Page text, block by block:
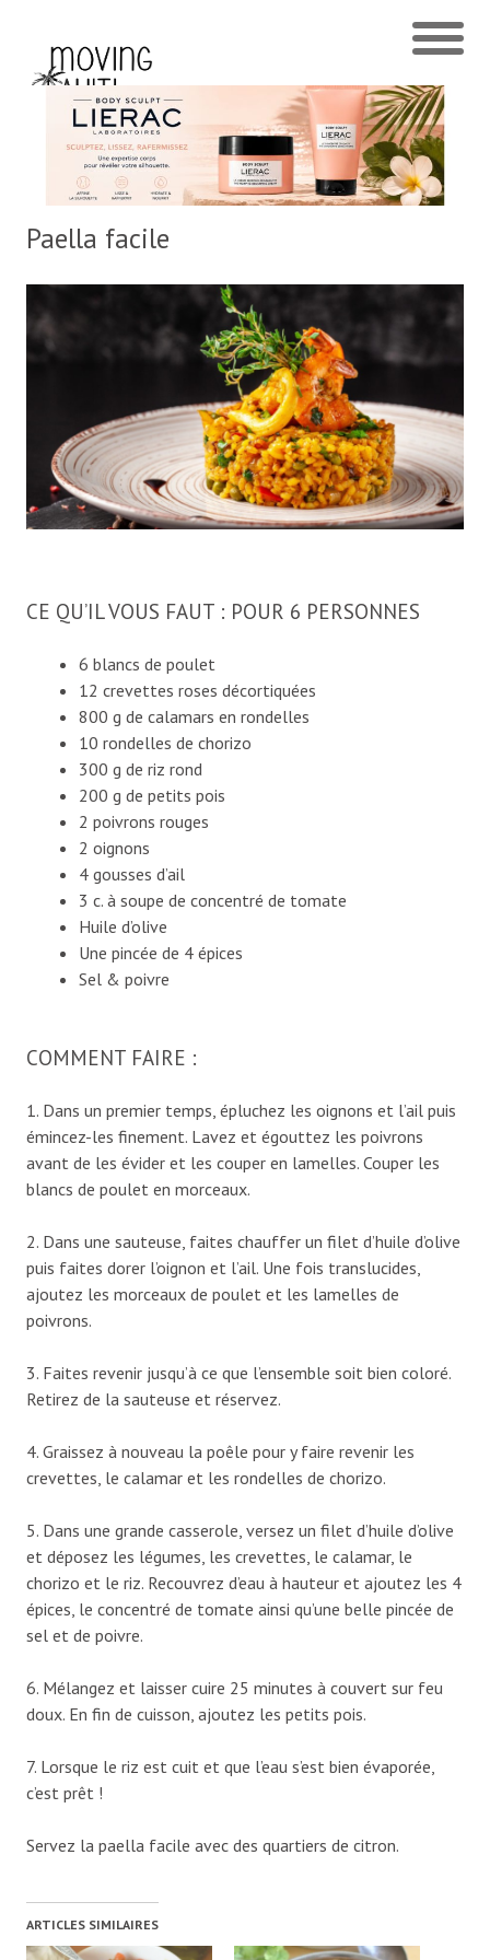
Paella facile
CE QU’IL VOUS FAUT : POUR 6 PERSONNES
6 blancs de poulet
12 crevettes roses décortiquées
800 g de calamars en rondelles
10 rondelles de chorizo
300 g de riz rond
200 g de petits pois
2 poivrons rouges
2 oignons
4 gousses d’ail
3 c. à soupe de concentré de tomate
Huile d’olive
Une pincée de 4 épices
Sel & poivre
COMMENT FAIRE :
1. Dans un premier temps, épluchez les oignons et l’ail puis
émincez-les finement. Lavez et égouttez les poivrons
avant de les évider et les couper en lamelles. Couper les
blancs de poulet en morceaux.
2. Dans une sauteuse, faites chauffer un filet d’huile d’olive
puis faites dorer l’oignon et l’ail. Une fois translucides,
ajoutez les morceaux de poulet et les lamelles de
poivrons.
3. Faites revenir jusqu’à ce que l’ensemble soit bien coloré.
Retirez de la sauteuse et réservez.
4. Graissez à nouveau la poêle pour y faire revenir les
crevettes, le calamar et les rondelles de chorizo.
5. Dans une grande casserole, versez un filet d’huile d’olive
et déposez les légumes, les crevettes, le calamar, le
chorizo et le riz. Recouvrez d’eau à hauteur et ajoutez les 4
épices, le concentré de tomate ainsi qu’une belle pincée de
sel et de poivre.
6. Mélangez et laisser cuire 25 minutes à couvert sur feu
doux. En fin de cuisson, ajoutez les petits pois.
7. Lorsque le riz est cuit et que l’eau s’est bien évaporée,
c’est prêt !
Servez la paella facile avec des quartiers de citron.
ARTICLES SIMILAIRES